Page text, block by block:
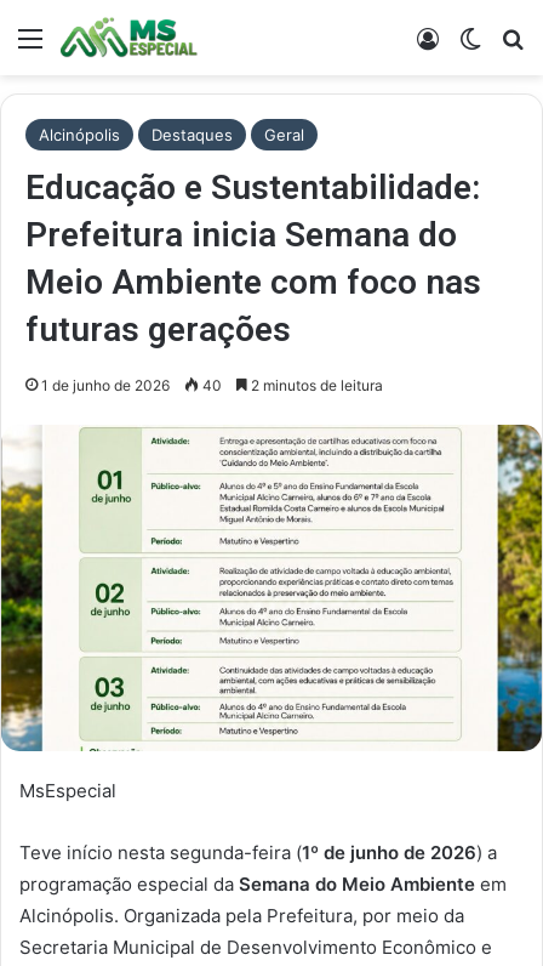
Menu Entrar
Alcinópolis Destaques Geral
Educação e Sustentabilidade:
Prefeitura inicia Semana do
Meio Ambiente com foco nas
futuras gerações
1 de junho de 2026 40 2 minutos de leitura
MsEspecial
Teve início nesta segunda-feira (1º de junho de 2026) a
programação especial da Semana do Meio Ambiente em
Alcinópolis. Organizada pela Prefeitura, por meio da
Secretaria Municipal de Desenvolvimento Econômico e